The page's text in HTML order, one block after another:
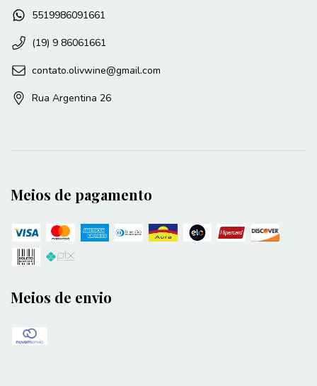
5519986091661
(19) 9 86061661
contato.olivwine@gmail.com
Rua Argentina 26
Meios de pagamento
Meios de envio